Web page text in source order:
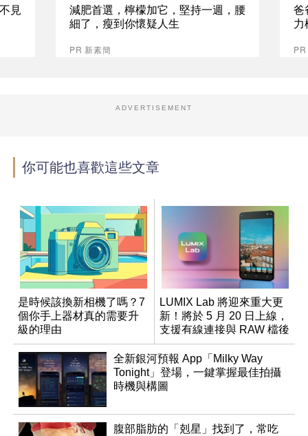
見
減肥首選，檸檬加它，堅持一週，腰
細了，瘦到你懷疑人生
PR 新素簡
爸
力
ADVERTISEMENT
你可能也喜歡這些文章
是時候該換新相機了嗎？7
個你手上器材真的需要升
級的理由
LUMIX Lab 將迎來重大更
新！將於 5 月 20 日上線，
支援有線連接與 RAW 檔後
製
全新銀河預報 App「Milky Way
Tonight」登場，一鍵掌握最佳拍攝
時機與構圖
腹部脂肪的「剋星」找到了，常吃